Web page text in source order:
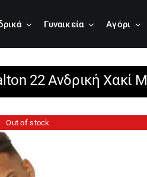
Γυναικεία Αγόρι
22 Ανδρική Χακί
Out of stock